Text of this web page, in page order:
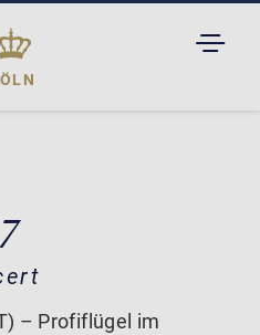
– Profiflügel im